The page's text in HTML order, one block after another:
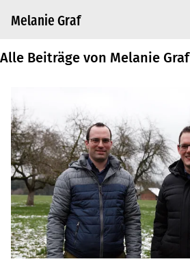
Melanie Graf
Alle Beiträge von Melanie Graf